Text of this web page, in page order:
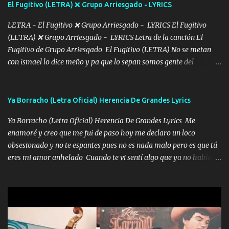
pensar... Que tú ya no vas a estar Pasarán... Solito me dejaras
Intentar... ...
El Fugitivo (LETRA) ❌ Grupo Arriesgado - LYRICS
LETRA - El Fugitivo ❌ Grupo Arriesgado - LYRICS El Fugitivo
(LETRA) ❌ Grupo Arriesgado - LYRICS Letra de la canción El
Fugitivo de Grupo Arriesgado El Fugitivo (LETRA) No se metan
con ismael lo dice meño y pa que lo sepan somos gente del
grande traemos la bandera 04 se oye por los radios y bien
ofrece también peleam'os bien atentó el compa huicho la corta al
cinto y radios colgados cuando salimos del rancho carros
blindándos y bien equipados no somos gente de problemas pero
defendemos muy bien nuestra tierra buena sombra nos cobija y el
porque lo estimo y lo quiero ami lado vivi...
Ya Borracho (Letra Oficial) Herencia De Grandes Lyrics
Ya Borracho (Letra Oficial) Herencia De Grandes Lyrics Me
enamoré y creo que me fui de paso hoy me declaro un loco
obsesionado y no te espantes pues no es nada malo pero es que tú
eres mi amor anhelado Cuando te vi sentí algo que ya no había
cariño de mi alma Que pa febrero vendré frente a ti con mis
preguntas y digas que sí hacernos novios y verte feliz y muy